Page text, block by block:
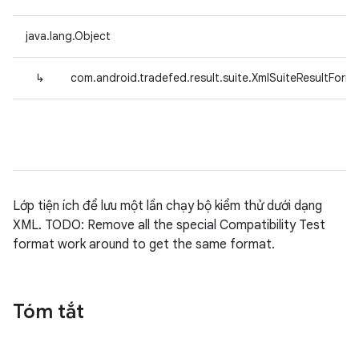
java.lang.Object
↳
Lớp tiện ích để lưu một lần chạy bộ kiểm thử dưới dạng
XML. TODO: Remove all the special Compatibility Test
format work around to get the same format.
Tóm tắt